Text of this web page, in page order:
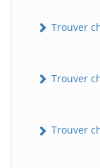
Trouver
Trouver
Trouver